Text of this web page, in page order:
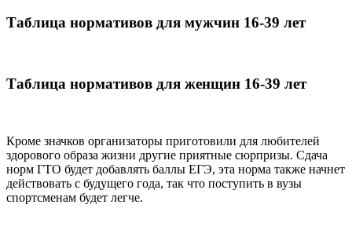
Таблица нормативов для мужчин 16-39 лет
Таблица нормативов для женщин 16-39 лет
Кроме значков организаторы приготовили для любителей
здорового образа жизни другие приятные сюрпризы. Сдача
норм ГТО будет добавлять баллы ЕГЭ, эта норма также начнет
действовать с будущего года, так что поступить в вузы
спортсменам будет легче.